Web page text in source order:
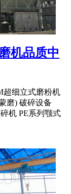
机品质中
超细立式磨粉机
磨) 破碎设备
机 PE系列颚式